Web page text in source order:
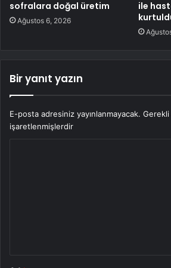
sofralara doğal üretim
Ağustos 6, 2026
ile
Bir yanıt yazın
E-posta adresiniz yayınlanmayacak. Gerekli
işaretlenmişlerdir